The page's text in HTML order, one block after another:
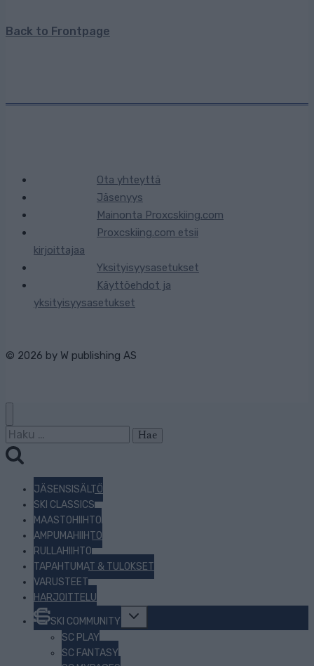
Back to Frontpage
Ota yhteyttä
Jäsenyys
Mainonta Proxcskiing.com
Proxcskiing.com etsii
kirjoittajaa
Yksityisyysasetukset
Käyttöehdot ja
yksityisyysasetukset
© 2026 by W publishing AS
Haku:
JÄSENSISÄLTÖ
SKI CLASSICS
MAASTOHIIHTO
AMPUMAHIIHTO
RULLAHIIHTO
TAPAHTUMAT & TULOKSET
VARUSTEET
HARJOITTELU
SKI COMMUNITY
Toggle
child
menu
SC PLAY
SC FANTASY